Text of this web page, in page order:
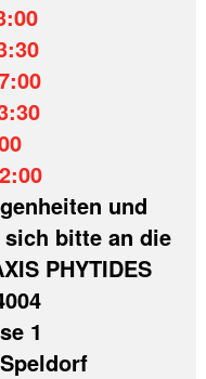
und
sich bitte an die
PHYTIDES
1